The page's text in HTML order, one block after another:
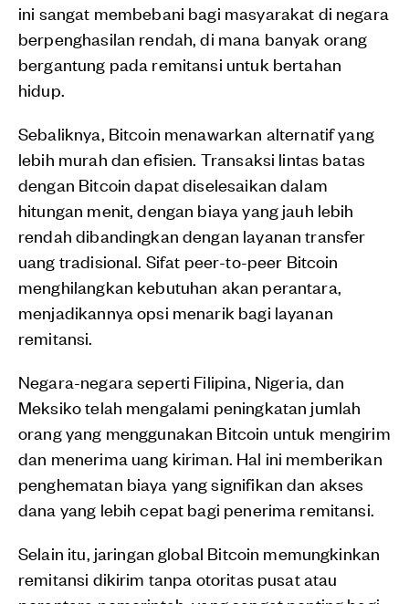
ini sangat membebani bagi masyarakat di negara
berpenghasilan rendah, di mana banyak orang
bergantung pada remitansi untuk bertahan
hidup.
Sebaliknya, Bitcoin menawarkan alternatif yang
lebih murah dan efisien. Transaksi lintas batas
dengan Bitcoin dapat diselesaikan dalam
hitungan menit, dengan biaya yang jauh lebih
rendah dibandingkan dengan layanan transfer
uang tradisional. Sifat peer-to-peer Bitcoin
menghilangkan kebutuhan akan perantara,
menjadikannya opsi menarik bagi layanan
remitansi.
Negara-negara seperti Filipina, Nigeria, dan
Meksiko telah mengalami peningkatan jumlah
orang yang menggunakan Bitcoin untuk mengirim
dan menerima uang kiriman. Hal ini memberikan
penghematan biaya yang signifikan dan akses
dana yang lebih cepat bagi penerima remitansi.
Selain itu, jaringan global Bitcoin memungkinkan
remitansi dikirim tanpa otoritas pusat atau